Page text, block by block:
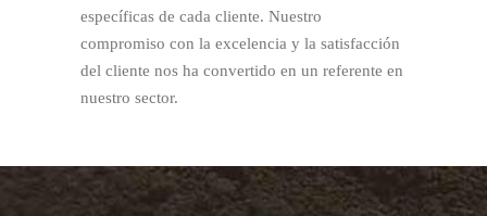
específicas de cada cliente. Nuestro
compromiso con la excelencia y la satisfacción
del cliente nos ha convertido en un referente en
nuestro sector.